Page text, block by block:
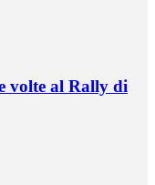
volte al Rally di